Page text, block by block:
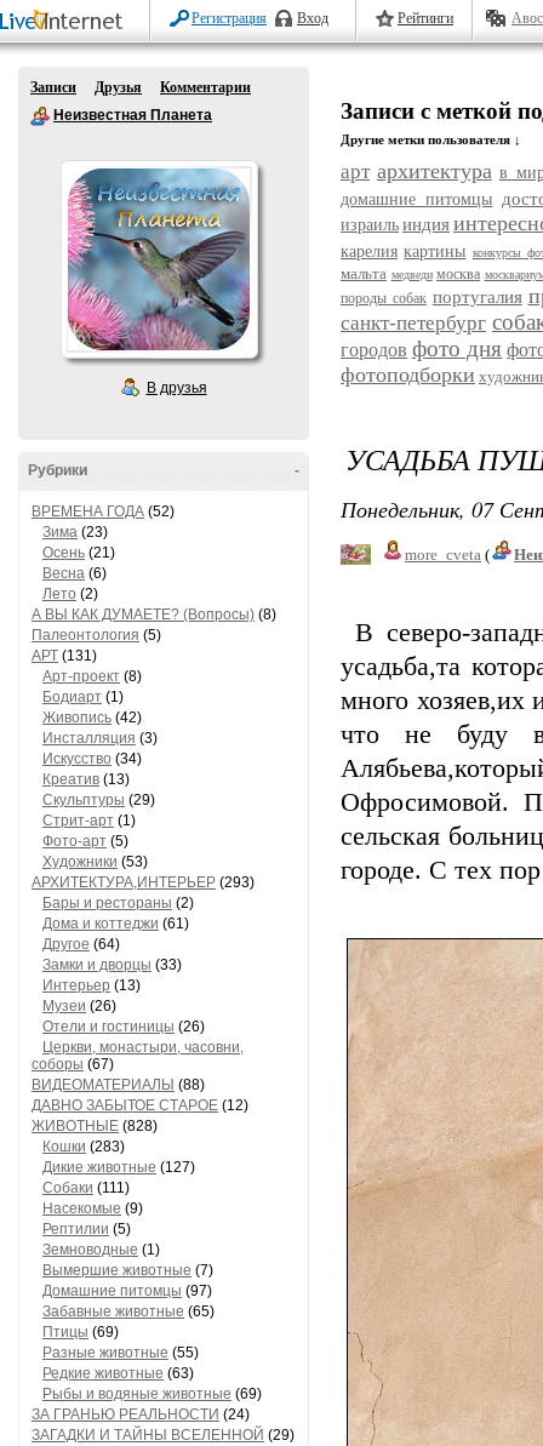
Регистрация Вход Рейтинги
Записи Друзья
Комментарии
Неизвестная Планета
В друзья
-
Рубрики
ВРЕМЕНА ГОДА (52)
Зима (23)
Осень (21)
Весна (6)
Лето (2)
А ВЫ КАК ДУМАЕТЕ? (Вопросы) (8)
Палеонтология (5)
АРТ (131)
Арт-проект (8)
Бодиарт (1)
Живопись (42)
Инсталляция (3)
Искусство (34)
Креатив (13)
Скульптуры (29)
Стрит-арт (1)
Фото-арт (5)
Художники (53)
АРХИТЕКТУРА,ИНТЕРЬЕР (293)
Бары и рестораны (2)
Дома и коттеджи (61)
Другое (64)
Замки и дворцы (33)
Интерьер (13)
Музеи (26)
Отели и гостиницы (26)
Церкви, монастыри, часовни,
соборы (67)
ВИДЕОМАТЕРИАЛЫ (88)
ДАВНО ЗАБЫТОЕ СТАРОЕ (12)
ЖИВОТНЫЕ (828)
Кошки (283)
Дикие животные (127)
Собаки (111)
Насекомые (9)
Рептилии (5)
Земноводные (1)
Вымершие животные (7)
Домашние питомцы (97)
Забавные животные (65)
Птицы (69)
Разные животные (55)
Редкие животные (63)
Рыбы и водяные животные (69)
ЗА ГРАНЬЮ РЕАЛЬНОСТИ (24)
ЗАГАДКИ И ТАЙНЫ ВСЕЛЕННОЙ (29)
Записи с меткой
Другие метки пользователя ↓
арт архитектура в
домашние питомцы
израиль индия
карелия картины конкурсы
мальта медведи москва
породы собак португалия
санкт-петербург
городов фото дня
фотоподборки
УСАДЬБА
Понедельник, 07
more_cveta (
В северо-
усадьба,та
много хозяев,их
что не буду
Офросимовой.
сельская
городе. С тех